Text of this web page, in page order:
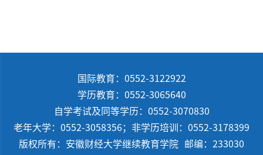
国际教育：0552-3122922
学历教育：0552-3065640
自学考试及同等学历：0552-3070830
老年大学：0552-3058356；非学历培训：0552-3178399
版权所有：安徽财经大学继续教育学院
邮编：233030